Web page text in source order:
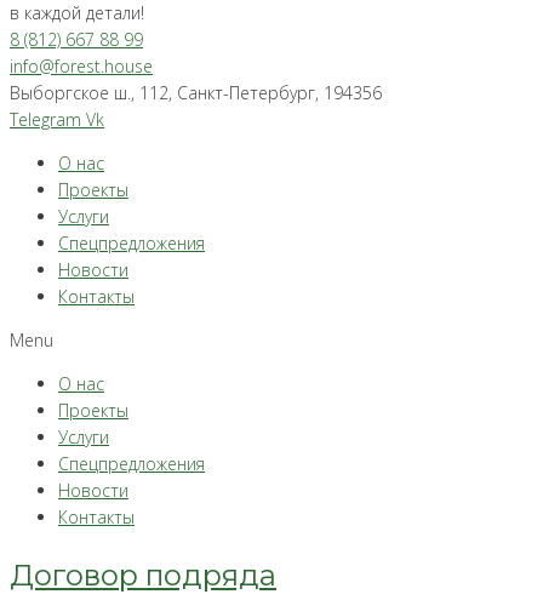
в каждой детали!
8 (812) 667 88 99
info@forest.house
Выборгское ш., 112, Санкт-Петербург, 194356
Telegram Vk
О нас
Проекты
Услуги
Спецпредложения
Новости
Контакты
Menu
О нас
Проекты
Услуги
Спецпредложения
Новости
Контакты
Договор подряда